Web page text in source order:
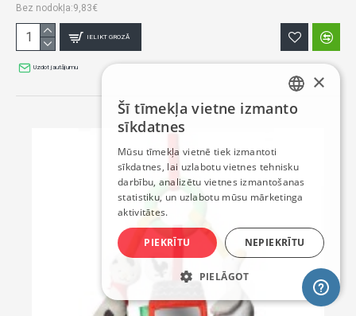
Bez nodokļa:9,83€
IELIKT GROZĀ
Uzdot jautājumu
LATVIAN
ENGLISH
×
Šī tīmekļa vietne izmanto
sīkdatnes
Mūsu tīmekļa vietnē tiek izmantoti
sīkdatnes, lai uzlabotu vietnes tehnisku
darbību, analizētu vietnes izmantošanas
statistiku, un uzlabotu mūsu mārketinga
aktivitātes.
PIEKRĪTU NEPIEKRĪTU
PIELĀGOT